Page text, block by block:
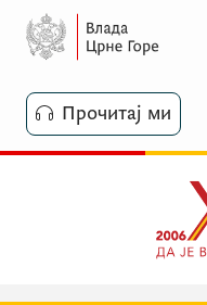
Прочитај ми